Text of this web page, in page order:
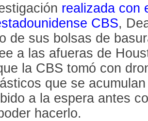
realizada con
CBS,
de sus bolsas de
a las afueras de
la CBS tomó con
que se
a la espera antes
hacerlo.